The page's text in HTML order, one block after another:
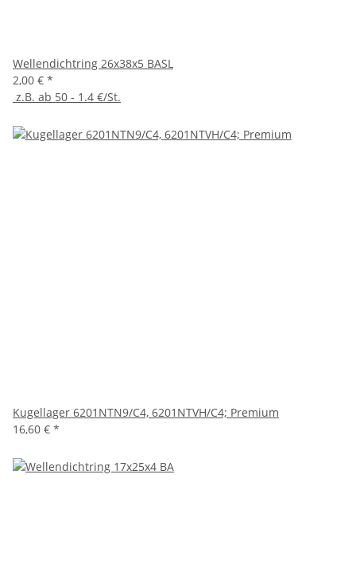
Wellendichtring 26x38x5 BASL
2,00 € *
z.B. ab 50 - 1.4 €/St.
Kugellager 6201NTN9/C4, 6201NTVH/C4; Premium
16,60 € *